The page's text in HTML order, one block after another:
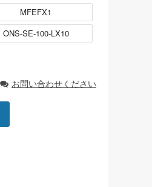
MFEFX1
ONS-SE-100-LX10
お問い合わせください